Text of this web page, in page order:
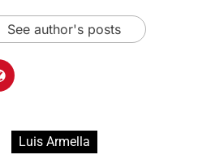
See author's posts
Luis Armella